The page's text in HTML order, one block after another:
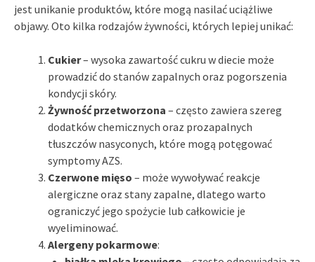
jest unikanie produktów, które mogą nasilać uciążliwe
objawy. Oto kilka rodzajów żywności, których lepiej unikać:
Cukier– wysoka zawartość cukru w diecie może
prowadzić do stanów zapalnych oraz pogorszenia
kondycji skóry.
Żywność przetworzona – często zawiera szereg
dodatków chemicznych oraz prozapalnych
tłuszczów nasyconych, które mogą potęgować
symptomy AZS.
Czerwone mięso – może wywoływać reakcje
alergiczne oraz stany zapalne, dlatego warto
ograniczyć jego spożycie lub całkowicie je
wyeliminować.
Alergeny pokarmowe: